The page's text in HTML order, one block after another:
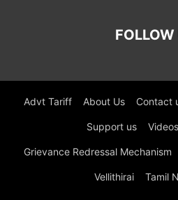
FOLLOW
Advt Tariff About Us Contact
Support us Videos
Grievance Redressal Mechanism
Vellithirai Tamil